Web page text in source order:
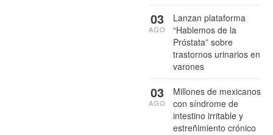
Lanzan plataforma
“Hablemos de la
Próstata” sobre
trastornos urinarios en
varones
03
AGO
Millones de mexicanos
con síndrome de
intestino irritable y
estreñimiento crónico
03
AGO